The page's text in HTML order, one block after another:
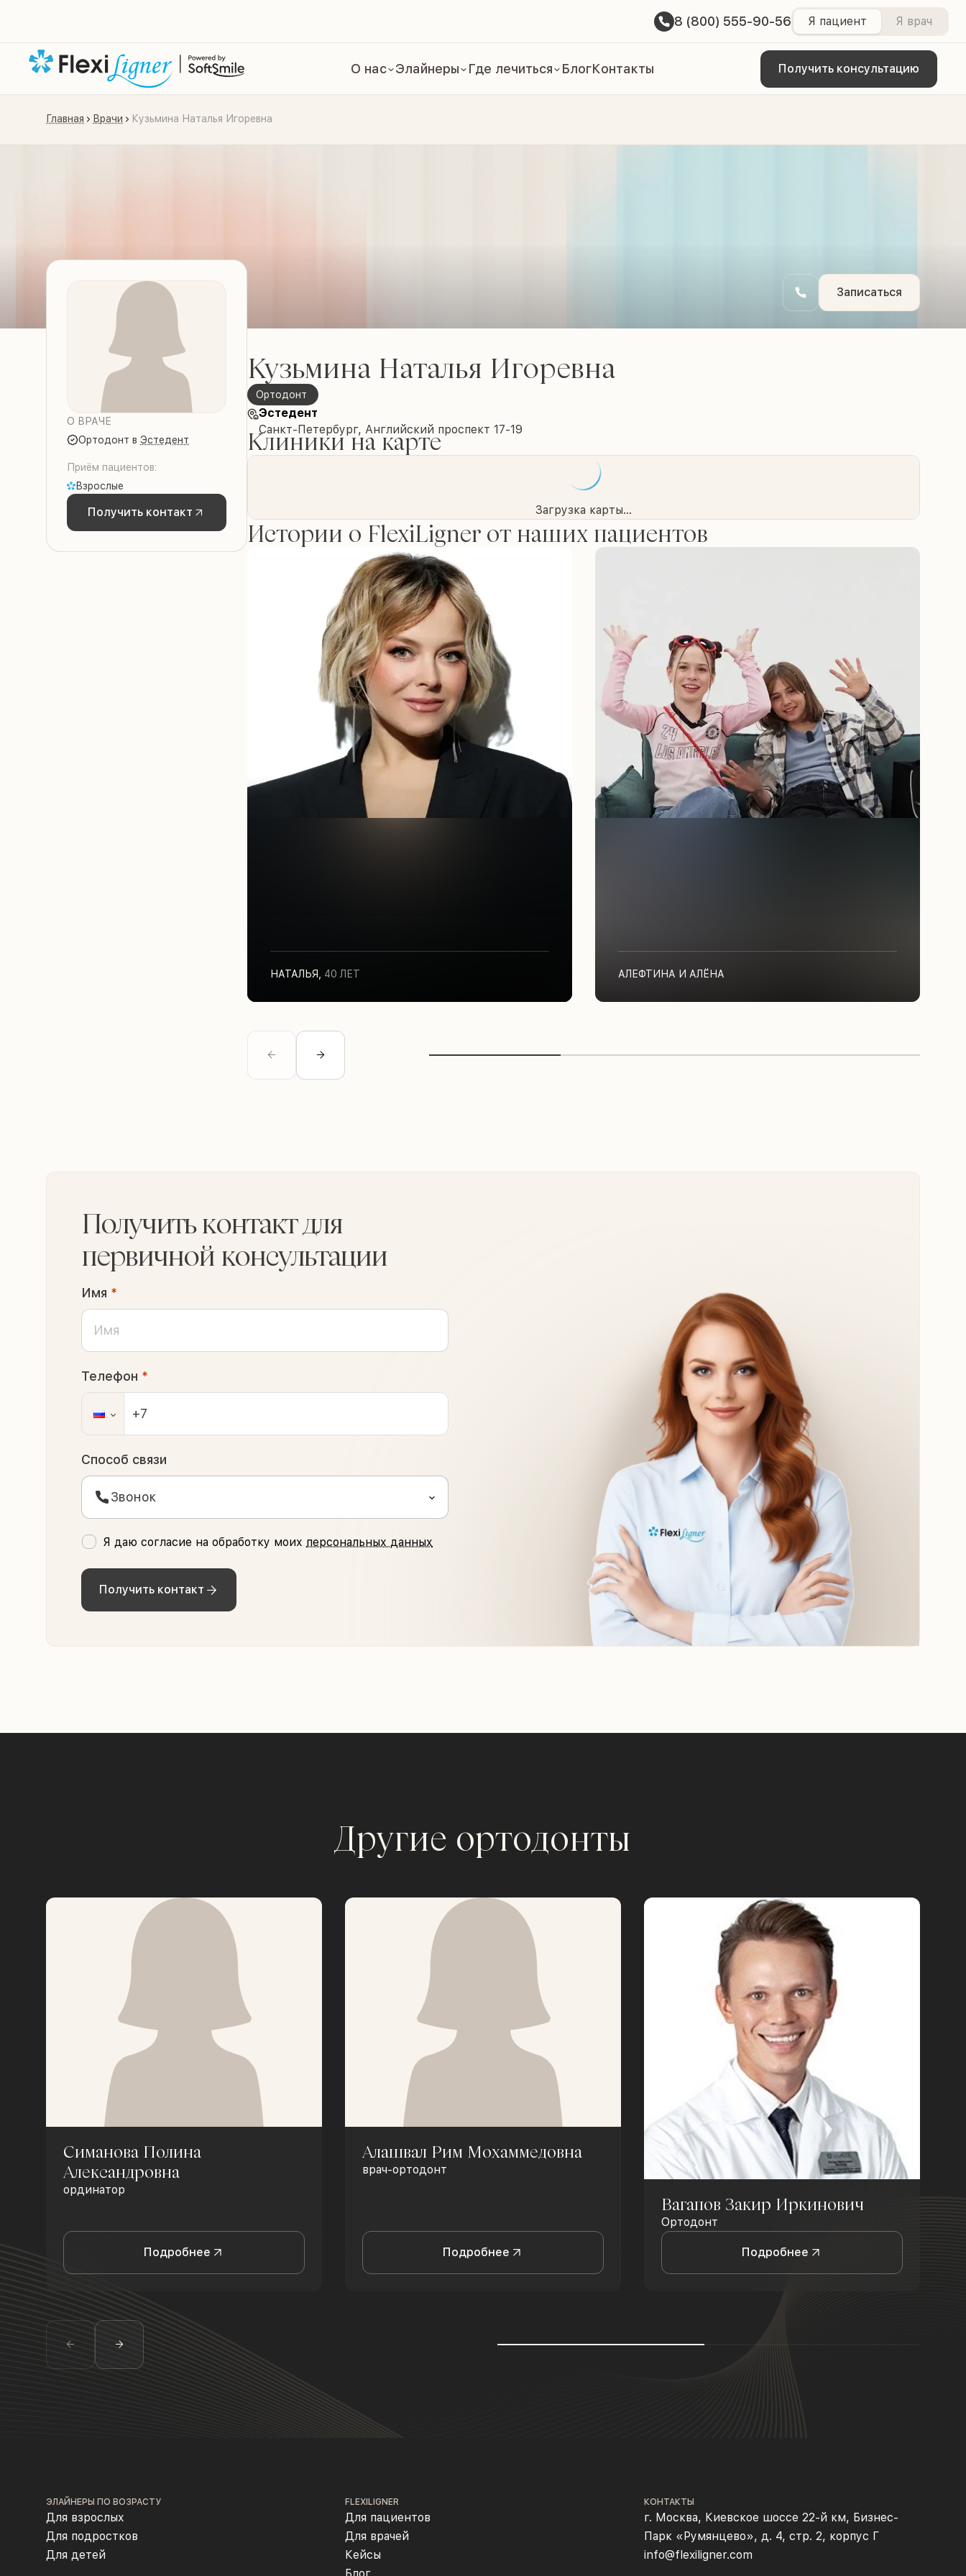
8 (800) 555-90-56 Я пациент Я врач
О нас Элайнеры Где лечиться БлогКонтакты Получить консультацию
Главная Врачи Кузьмина Наталья Игоревна
Записаться
О ВРАЧЕ
Ортодонт в Эстедент
Приём пациентов:
Взрослые
Получить контакт
Кузьмина Наталья Игоревна
Ортодонт
Эстедент
Санкт-Петербург, Английский проспект 17-19
Клиники на карте
Загрузка карты...
Истории о FlexiLigner от наших пациентов
НАТАЛЬЯ 40 ЛЕТ АЛЕФТИНА И АЛЁНА
Получить контакт для
первичной консультации
Имя *
Телефон *
Способ связи
Звонок
Я даю согласие на обработку моих персональных данных
Получить контакт
Другие ортодонты
Симанова Полина
Александровна
ординатор
Подробнее
Алашвал Рим Мохаммедовна
врач-ортодонт
Подробнее
Вагапов Закир Иркинович
Ортодонт
Подробнее
ЭЛАЙНЕРЫ ПО ВОЗРАСТУ
Для взрослых
Для подростков
Для детей
FLEXILIGNER
Для пациентов
Для врачей
Кейсы
КОНТАКТЫ
г. Москва, Киевское шоссе 22-й км, Бизнес-
Парк «Румянцево», д. 4, стр. 2, корпус Г
info@flexiligner.com